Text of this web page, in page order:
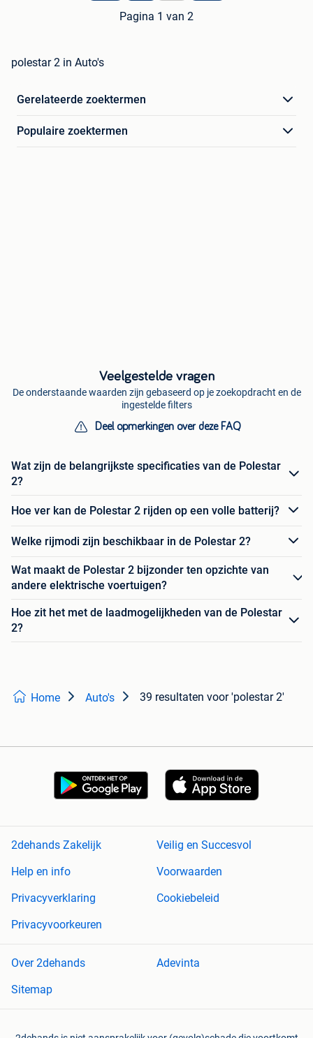
Pagina 1 van 2
polestar 2 in Auto's
Gerelateerde zoektermen
Populaire zoektermen
Veelgestelde vragen
De onderstaande waarden zijn gebaseerd op je zoekopdracht en de
ingestelde filters
Deel opmerkingen over deze FAQ
Wat zijn de belangrijkste specificaties van de Polestar
2?
Hoe ver kan de Polestar 2 rijden op een volle batterij?
Welke rijmodi zijn beschikbaar in de Polestar 2?
Wat maakt de Polestar 2 bijzonder ten opzichte van
andere elektrische voertuigen?
Hoe zit het met de laadmogelijkheden van de Polestar
2?
Home Auto's 39 resultaten voor 'polestar 2'
2dehands Zakelijk
Veilig en Succesvol
Help en info
Voorwaarden
Privacyverklaring
Cookiebeleid
Privacyvoorkeuren
Over 2dehands
Adevinta
Sitemap